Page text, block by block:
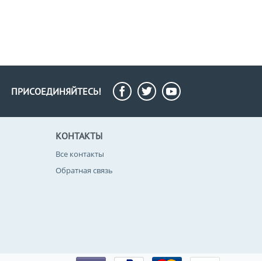
ПРИСОЕДИНЯЙТЕСЬ!
КОНТАКТЫ
Все контакты
Обратная связь